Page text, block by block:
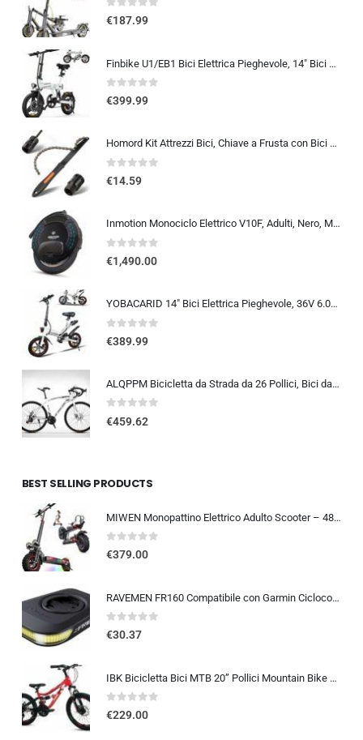
0out of 5
€187.99
Finbike U1/EB1 Bici Elettrica Pieghevole, 14″ Bici Elettrica da 280.8 WH Batteria, Autonomia di 40 KM, Motore 250W, E-Bike…
0out of 5
€399.99
Homord Kit Attrezzi Bici, Chiave a Frusta con Bici Chiave Pacco Pignoni, Kit Catena Bici Frusta per Catena Freewheel Removal
0out of 5
€14.59
Inmotion Monociclo Elettrico V10F, Adulti, Nero, Motore 2000W, Autonomia Fino a 75km, 25lm/h, Pneumatico Gonfiabile 16″, Blue
0out of 5
€1,490.00
YOBACARID 14″ Bici Elettrica Pieghevole, 36V 6.0AH Batteria 250W Motore, Fino a 25-35km, Freni a Doppio Disco e Velocità M…
0out of 5
€389.99
ALQPPM Bicicletta da Strada da 26 Pollici, Bici da 24 Velocità, Freno a Doppio Disco, Telaio in Acciaio ad Alto Tenore Di …
0out of 5
€459.62
BEST SELLING PRODUCTS
MIWEN Monopattino Elettrico Adulto Scooter – 48V 18Ah 45-55KM di Autonomia monopattino elettrico adulti 11/10.5 Pollici mo…
0out of 5
€379.00
RAVEMEN FR160 Compatibile con Garmin Ciclocomputer, 6 modalità di illuminazione Ciclismo Accessori per Luce Lampeggiante di a
0out of 5
€30.37
IBK Bicicletta Bici MTB 20” Pollici Mountain Bike BIAMMORTIZZATA Ragazzo Cambio 21 Velocità Freni a Disco Rossa
0out of 5
€229.00